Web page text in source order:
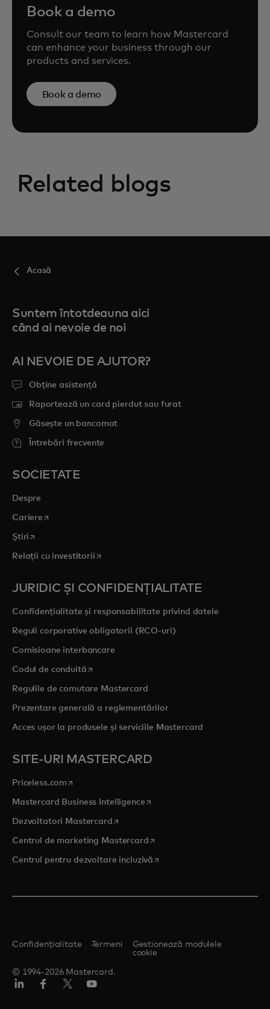
Book a demo
Consult our team to learn how Mastercard
can enhance your business through our
products and services.
Book a demo
Related blogs
Acasă
Suntem întotdeauna aici
când ai nevoie de noi
AI NEVOIE DE AJUTOR?
Obține asistență
Raportează un card pierdut sau furat
Găsește un bancomat
Întrebări frecvente
SOCIETATE
Despre
Cariere opens in a new tab
Știri opens in a new tab
Relații cu investitoriiopens in a new tab
JURIDIC ȘI CONFIDENȚIALITATE
Confidențialitate și responsabilitate privind datele
Reguli corporative obligatorii (RCO-uri)
Comisioane interbancare
Codul de conduităopens in a new tab
Regulile de comutare Mastercard
Prezentare generală a reglementărilor
Acces ușor la produsele și serviciile Mastercard
SITE-URI MASTERCARD
Priceless.com opens in a new tab
Mastercard Business Intelligenceopens in a new tab
Dezvoltatori Mastercardopens in a new tab
Centrul de marketing Mastercardopens in a new tab
Centrul pentru dezvoltare incluzivă opens in a new tab
© 1994-2026 Mastercard.
Confidențialitate Termeni
Gestionează modulele
cookie